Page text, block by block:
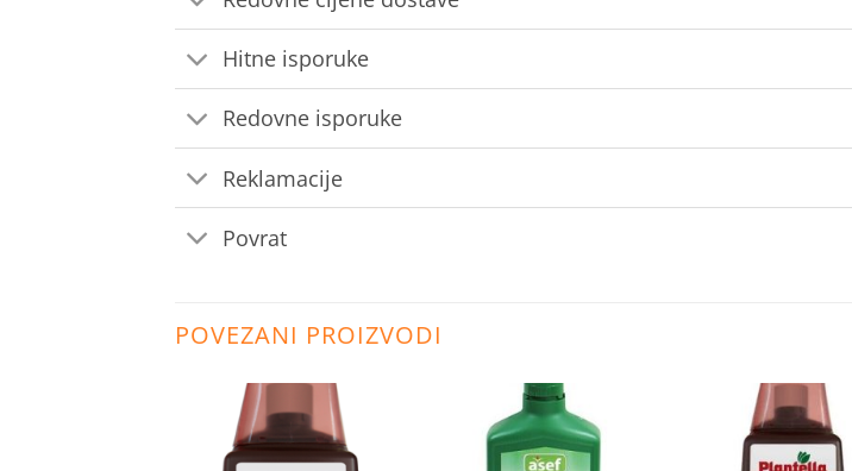
Hitne isporuke
Redovne isporuke
Reklamacije
Povrat
POVEZANI PROIZVODI
Dodaj